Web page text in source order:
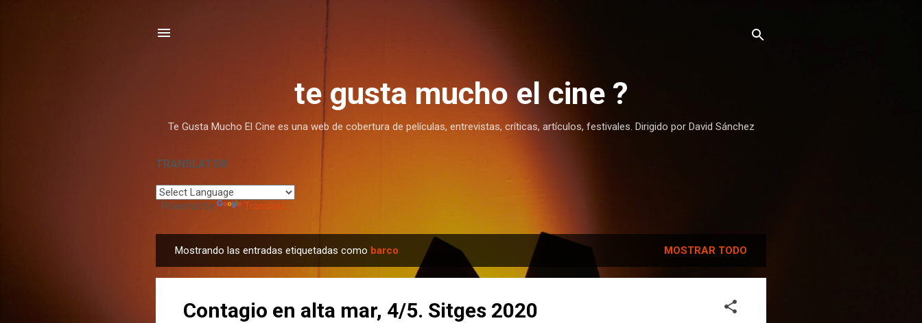
te gusta mucho el cine ?
Te Gusta Mucho El Cine es una web de cobertura de películas, entrevistas, críticas, artículos, festivales. Dirigido por David Sánchez
TRANSLATOR
Powered by Translate
n
Mostrando las entradas etiquetadas como barco MOSTRAR TODO
Contagio en alta mar, 4/5. Sitges 2020